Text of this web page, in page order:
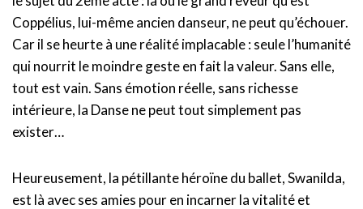
Coppélius, lui-même ancien danseur, ne peut qu’échouer.
Car il se heurte à une réalité implacable : seule l’humanité
qui nourrit le moindre geste en fait la valeur. Sans elle,
tout est vain. Sans émotion réelle, sans richesse
intérieure, la Danse ne peut tout simplement pas
exister…
Heureusement, la pétillante héroïne du ballet, Swanilda,
est là avec ses amies pour en incarner la vitalité et